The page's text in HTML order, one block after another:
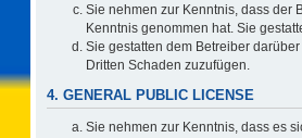
Sie nehmen zur Kenntnis, dass der
Kenntnis genommen hat. Sie
Sie gestatten dem Betreiber
Dritten Schaden zuzufügen.
4. GENERAL PUBLIC LICENSE
Sie nehmen zur Kenntnis, dass es